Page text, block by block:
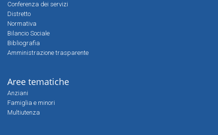
Conferenza dei servizi
Distretto
Normativa
Bilancio Sociale
Bibliografia
Amministrazione trasparente
Aree tematiche
Anziani
Famiglia e minori
Multiutenza